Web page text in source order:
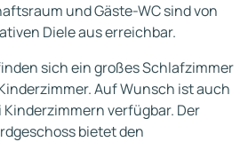
und Gäste-WC sind von
Diele aus erreichbar.
sich ein großes Schlafzimmer
Auf Wunsch ist auch
verfügbar. Der
bietet den